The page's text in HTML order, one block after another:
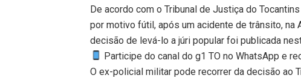
De acordo com o Tribunal de Justiça do
por motivo fútil, após um acidente de trânsito, na
decisão de levá-lo a júri popular foi publicada
Participe do canal do g1 TO no WhatsApp e
O ex-policial militar pode recorrer da decisão ao